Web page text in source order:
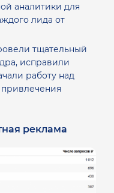
аналитики для
лида от
тщательный
исправили
работу над
реклама